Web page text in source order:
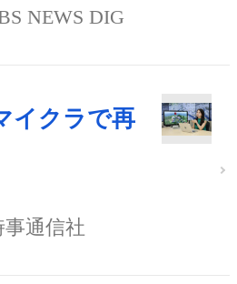
NEWS DIG
イクラで再
事通信社